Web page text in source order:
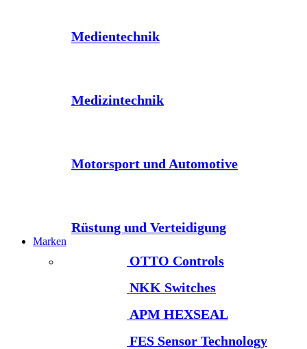
Medientechnik
Medizintechnik
Motorsport und Automotive
Rüstung und Verteidigung
Marken
OTTO Controls
NKK Switches
APM HEXSEAL
FES Sensor Technology